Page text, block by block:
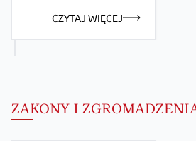
CZYTAJ WIĘCEJ
ZAKONY I